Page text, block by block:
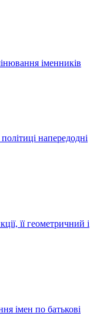
іменників
напередодні
її геометричний і
імен по батькові